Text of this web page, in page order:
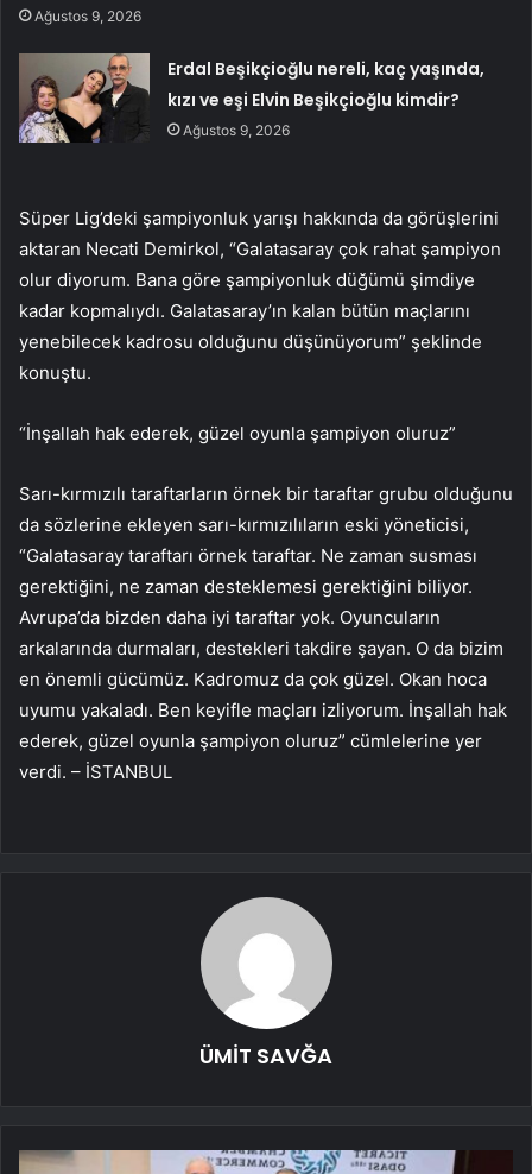
Ağustos 9, 2026
Erdal Beşikçioğlu nereli, kaç yaşında,
kızı ve eşi Elvin Beşikçioğlu kimdir?
Ağustos 9, 2026
Süper Lig’deki şampiyonluk yarışı hakkında da görüşlerini
aktaran Necati Demirkol, “Galatasaray çok rahat şampiyon
olur diyorum. Bana göre şampiyonluk düğümü şimdiye
kadar kopmalıydı. Galatasaray’ın kalan bütün maçlarını
yenebilecek kadrosu olduğunu düşünüyorum” şeklinde
konuştu.
“İnşallah hak ederek, güzel oyunla şampiyon oluruz”
Sarı-kırmızılı taraftarların örnek bir taraftar grubu olduğunu
da sözlerine ekleyen sarı-kırmızılıların eski yöneticisi,
“Galatasaray taraftarı örnek taraftar. Ne zaman susması
gerektiğini, ne zaman desteklemesi gerektiğini biliyor.
Avrupa’da bizden daha iyi taraftar yok. Oyuncuların
arkalarında durmaları, destekleri takdire şayan. O da bizim
en önemli gücümüz. Kadromuz da çok güzel. Okan hoca
uyumu yakaladı. Ben keyifle maçları izliyorum. İnşallah hak
ederek, güzel oyunla şampiyon oluruz” cümlelerine yer
verdi. – İSTANBUL
ÜMİT SAVĞA